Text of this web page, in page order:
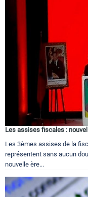
Les assises fiscales :
Les 3èmes assises de la
représentent sans aucun
nouvelle ère...